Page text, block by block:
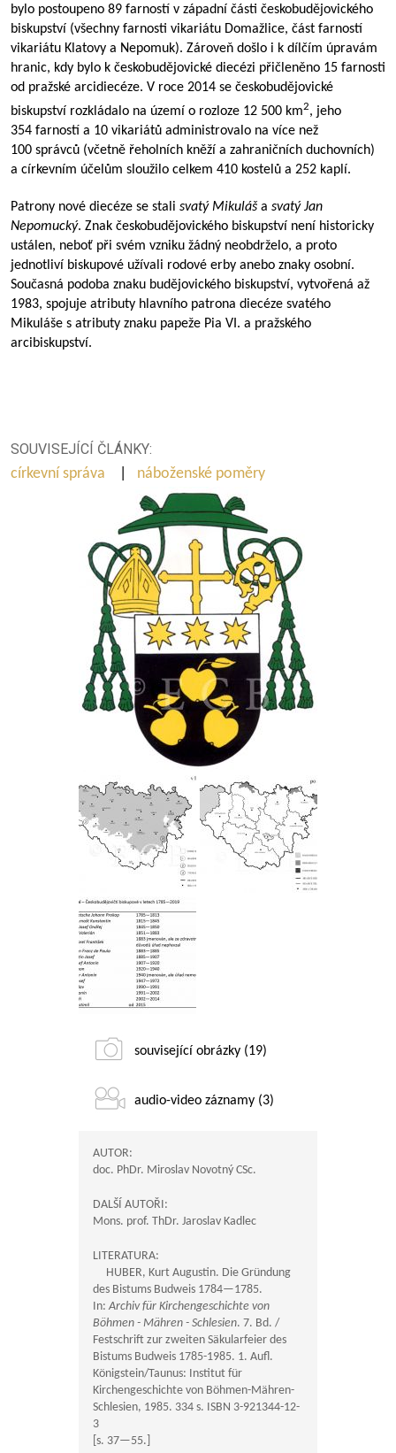
bylo postoupeno 89 farností v západní části českobudějovického
biskupství (všechny farnosti vikariátu Domažlice, část farností
vikariátu Klatovy a Nepomuk). Zároveň došlo i k dílčím úpravám
hranic, kdy bylo k českobudějovické diecézi přičleněno 15 farnosti
od pražské arcidiecéze. V roce 2014 se českobudějovické
biskupství rozkládalo na území o rozloze 12 500 km2, jeho
354 farností a 10 vikariátů administrovalo na více než
100 správců (včetně řeholních kněží a zahraničních duchovních)
a církevním účelům sloužilo celkem 410 kostelů a 252 kaplí.
Patrony nové diecéze se stali svatý Mikuláš a svatý Jan
Nepomucký. Znak českobudějovického biskupství není historicky
ustálen, neboť při svém vzniku žádný neobdrželo, a proto
jednotliví biskupové užívali rodové erby anebo znaky osobní.
Současná podoba znaku budějovického biskupství, vytvořená až
1983, spojuje atributy hlavního patrona diecéze svatého
Mikuláše s atributy znaku papeže Pia VI. a pražského
arcibiskupství.
SOUVISEJÍCÍ ČLÁNKY:
církevní správa
náboženské poměry
související obrázky (19)
audio-video záznamy (3)
AUTOR:
doc. PhDr. Miroslav Novotný CSc.
DALŠÍ AUTOŘI:
Mons. prof. ThDr. Jaroslav Kadlec
LITERATURA:
HUBER, Kurt Augustin. Die Gründung
des Bistums Budweis 1784—1785.
In:Archiv für Kirchengeschichte von
Böhmen - Mähren - Schlesien. 7. Bd. /
Festschrift zur zweiten Säkularfeier des
Bistums Budweis 1785-1985. 1. Aufl.
Königstein/Taunus: Institut für
Kirchengeschichte von Böhmen-Mähren-
Schlesien, 1985. 334 s. ISBN 3-921344-12-
3
[s. 37—55.]